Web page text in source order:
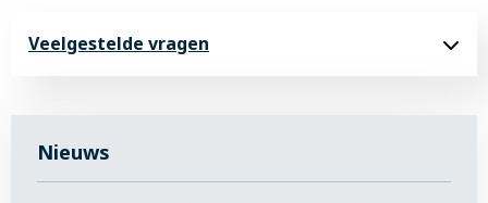
Veelgestelde vragen
Nieuws